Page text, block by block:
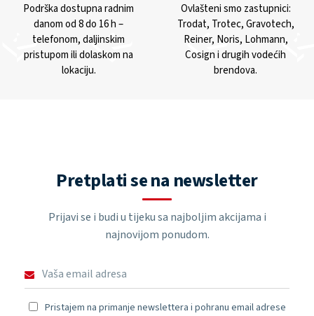
Podrška dostupna radnim
danom od 8 do 16 h –
telefonom, daljinskim
pristupom ili dolaskom na
lokaciju.
Ovlašteni smo zastupnici:
Trodat, Trotec, Gravotech,
Reiner, Noris, Lohmann,
Cosign i drugih vodećih
brendova.
Pretplati se na newsletter
Prijavi se i budi u tijeku sa najboljim akcijama i
najnovijom ponudom.
Pristajem na primanje newslettera i pohranu email adrese